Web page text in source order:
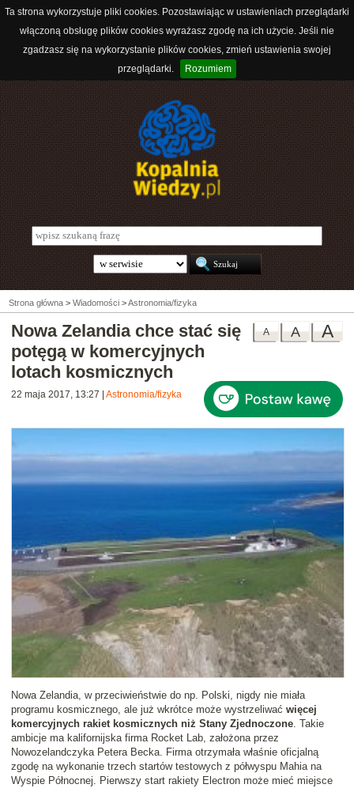
Ta strona wykorzystuje pliki cookies. Pozostawiając w ustawieniach przeglądarki
włączoną obsługę plików cookies wyrażasz zgodę na ich użycie. Jeśli nie
zgadzasz się na wykorzystanie plików cookies, zmień ustawienia swojej
przeglądarki.
Rozumiem
Strona główna > Wiadomości >Astronomia/fizyka
A
A
A
Nowa Zelandia chce stać się
potęgą w komercyjnych
lotach kosmicznych
22 maja 2017, 13:27 Astronomia/fizyka
Nowa Zelandia, w przeciwieństwie do np. Polski, nigdy nie miała
programu kosmicznego, ale już wkrótce może wystrzeliwać więcej
komercyjnych rakiet kosmicznych niż Stany Zjednoczone. Takie
ambicje ma kalifornijska firma Rocket Lab, założona przez
Nowozelandczyka Petera Becka. Firma otrzymała właśnie oficjalną
zgodę na wykonanie trzech startów testowych z półwyspu Mahia na
Wyspie Północnej. Pierwszy start rakiety Electron może mieć miejsce